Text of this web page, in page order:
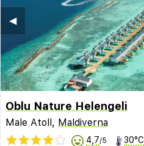
◀︎
Oblu Nature Helengeli
Male Atoll, Maldiverna
4,7/5 30°C